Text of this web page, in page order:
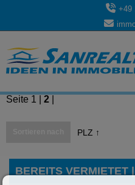
+49
Seite 1 2
PLZ ↑